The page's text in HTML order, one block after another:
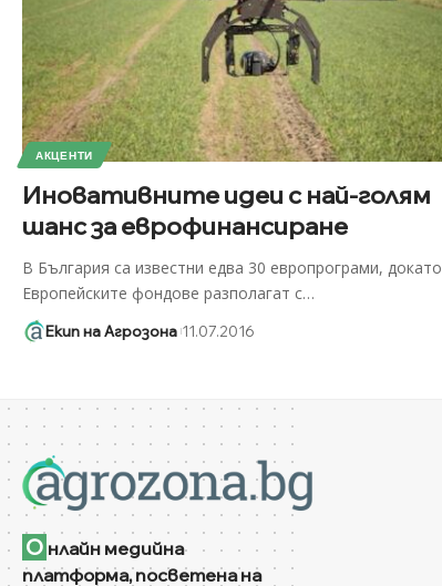
АКЦЕНТИ
Иновативните идеи с най-голям
шанс за еврофинансиране
В България са известни едва 30 европрограми, докато
Европейските фондове разполагат с…
Екип на Агрозона 11.07.2016
О нлайн медийна
платформа, посветена на